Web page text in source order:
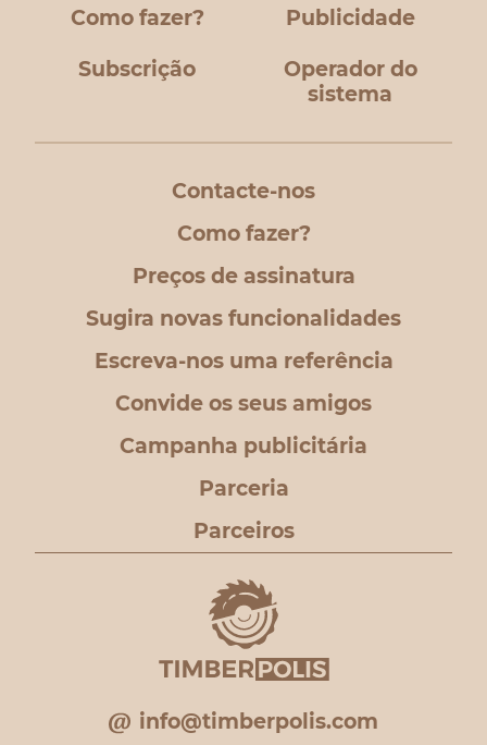
Como fazer? Publicidade
Subscrição
Operador do
sistema
Contacte-nos
Como fazer?
Preços de assinatura
Sugira novas funcionalidades
Escreva-nos uma referência
Convide os seus amigos
Campanha publicitária
Parceria
Parceiros
info@timberpolis.com